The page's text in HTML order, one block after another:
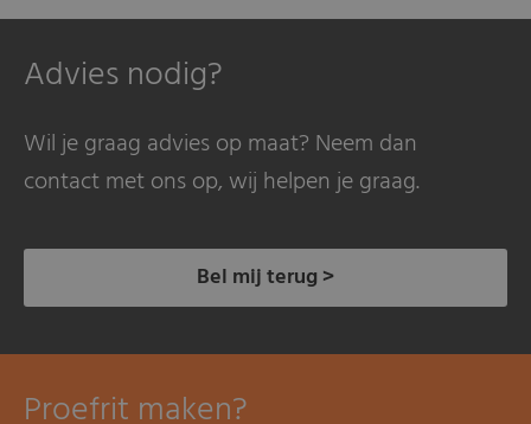
Advies nodig?
Wil je graag advies op maat? Neem dan
contact met ons op, wij helpen je graag.
Bel mij terug >
Proefrit maken?